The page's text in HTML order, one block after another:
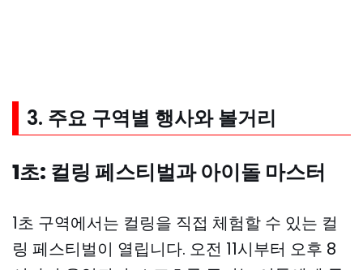
3. 주요 구역별 행사와 볼거리
1초: 컬링 페스티벌과 아이돌 마스터
1초 구역에서는 컬링을 직접 체험할 수 있는 컬
링 페스티벌이 열립니다. 오전 11시부터 오후 8